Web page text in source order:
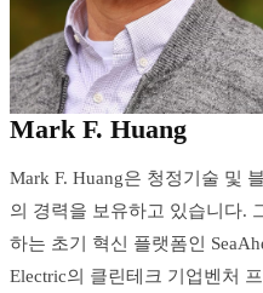
Mark F. Huang
Mark F. Huang은 청정기술 및
의 경력을 보유하고 있습니다.
하는 초기 혁신 플랫폼인
Electric의 클린테크 기업벤처